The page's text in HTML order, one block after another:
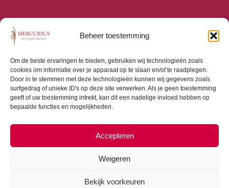
Beheer toestemming
Om de beste ervaringen te bieden, gebruiken wij technologieën zoals
cookies om informatie over je apparaat op te slaan en/of te raadplegen.
Door in te stemmen met deze technologieën kunnen wij gegevens zoals
surfgedrag of unieke ID's op deze site verwerken. Als je geen toestemming
geeft of uw toestemming intrekt, kan dit een nadelige invloed hebben op
bepaalde functies en mogelijkheden.
Accepteren
Weigeren
Bekijk voorkeuren
Algemene Voorwaarden
Privacyverklaring
Cookiebeleid (EU)
Consumentenbrief
Beleggingsbeleid
Copyright © 2026 Mercurius Vermogensbeheer |